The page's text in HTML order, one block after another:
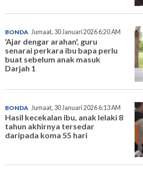
BONDA Jumaat, 30 Januari 2026 6:20 AM
'Ajar dengar arahan', guru
senarai perkara ibu bapa perlu
buat sebelum anak masuk
Darjah 1
BONDA Jumaat, 30 Januari 2026 6:13 AM
Hasil kecekalan ibu, anak lelaki 8
tahun akhirnya tersedar
daripada koma 55 hari